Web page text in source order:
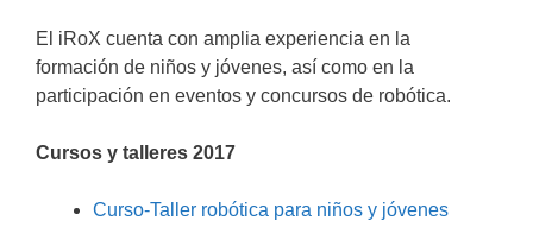
El iRoX cuenta con amplia experiencia en la
formación de niños y jóvenes, así como en la
participación en eventos y concursos de robótica.
Cursos y talleres 2017
Curso-Taller robótica para niños y jóvenes